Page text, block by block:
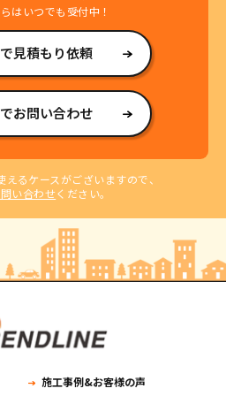
はいつでも受付中！
で見積もり依頼
でお問い合わせ
るケースがございますので、
い合わせください。
施工事例&お客様の声